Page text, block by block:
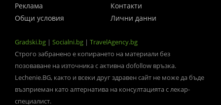
Реклама
Контакти
Общи условия
Лични данни
Gradski.bg | Socialni.bg | TravelAgency.bg
Строго забранено е копирането на материали без
позоваване на източника с активна dofollow връзка.
Lechenie.BG, както и всеки друг здравен сайт не може да бъде
възприеман като алтернатива на консултацията с лекар-
специалист.